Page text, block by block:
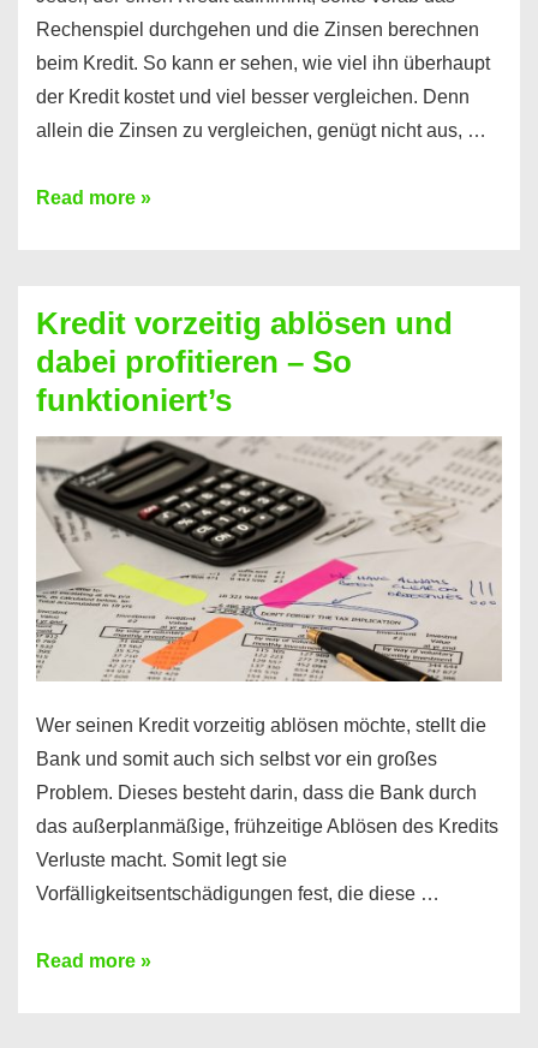
Rechenspiel durchgehen und die Zinsen berechnen
beim Kredit. So kann er sehen, wie viel ihn überhaupt
der Kredit kostet und viel besser vergleichen. Denn
allein die Zinsen zu vergleichen, genügt nicht aus, …
Ganz
Kredit
berechnen
–
Mit
diesen
Regeln!
Read more »
Kredit vorzeitig ablösen und
dabei profitieren – So
funktioniert’s
Wer seinen Kredit vorzeitig ablösen möchte, stellt die
Bank und somit auch sich selbst vor ein großes
Problem. Dieses besteht darin, dass die Bank durch
das außerplanmäßige, frühzeitige Ablösen des Kredits
Verluste macht. Somit legt sie
Vorfälligkeitsentschädigungen fest, die diese …
Kredit
Read more »